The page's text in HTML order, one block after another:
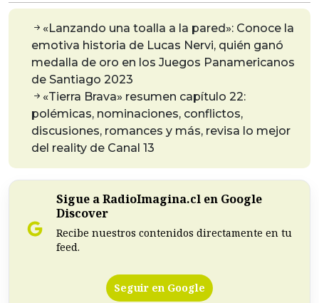
«Lanzando una toalla a la pared»: Conoce la
emotiva historia de Lucas Nervi, quién ganó
medalla de oro en los Juegos Panamericanos
de Santiago 2023
«Tierra Brava» resumen capítulo 22:
polémicas, nominaciones, conflictos,
discusiones, romances y más, revisa lo mejor
del reality de Canal 13
Sigue a RadioImagina.cl en Google
Discover
Recibe nuestros contenidos directamente en tu
feed.
Seguir en Google